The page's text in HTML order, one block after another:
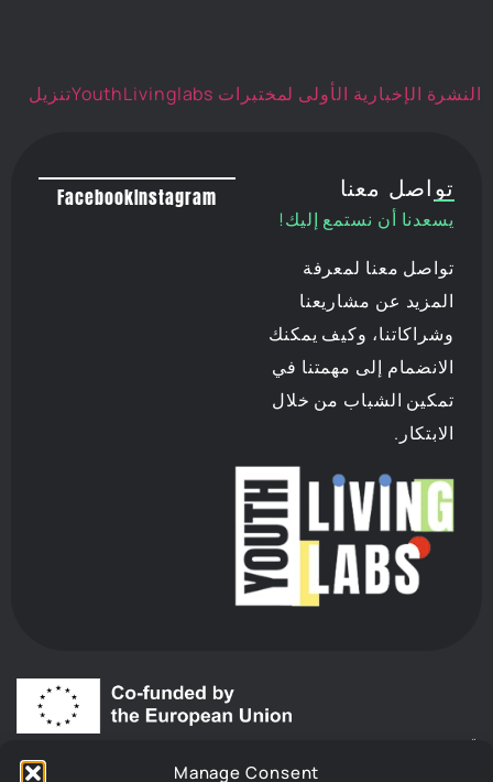
Manage Consent
النشرة الإخبارية الأولى لمختبرات YouthLivinglabs تنزيل
تواصل معنا
يسعدنا أن نستمع إليك!
تواصل معنا لمعرفة
المزيد عن مشاريعنا
وشراكاتنا، وكيف يمكنك
الانضمام إلى مهمتنا في
تمكين الشباب من خلال
الابتكار.
Instagram
Facebook
“
ممّول من قبل الاتحاد الأوروبي. الآراء والمواقف المعبر عنها تعود